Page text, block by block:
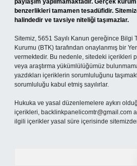
paylaşım yapılmamaktadır. Gerçek
benzerlikleri tamamen tesadüfidir.
halindedir ve tavsiye niteliği taşımazlar.
Sitemiz, 5651 Sayılı Kanun gereğince Bilgi
Kurumu (BTK) tarafından onaylanmış bir
vermektedir. Bu nedenle, sitedeki içerikleri
veya araştırma yükümlülüğümüz
yazdıkları içeriklerin sorumluluğunu
sorumluluğu kabul etmiş sayılırlar.
Hukuka ve yasal düzenlemelere aykırı
içerikleri, backlinkpanelicomtr@gmail.com
ilgili içerikler yasal süre içerisinde sitemizden